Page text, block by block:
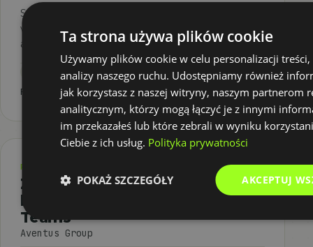
Skrócony czas przygotowania zamówienia,
wyższa dokładność dokumentów, łatwiejsza
archiwizacja.
Microsoft 365 Suite
PEŁNA HISTORIA→
FINANSE I OPERACJE
Z papierowej akceptacji
kosztów w proces email i
Teams
Aventus Group
Ta strona używa plików cookie
Używamy plików cookie w celu personalizacji
analizy naszego ruchu. Udostępniamy również
jak korzystasz z naszej witryny, naszym partnerom
analitycznym, którzy mogą łączyć je z innymi
im przekazałeś lub które zebrali w wyniku
Ciebie z ich usług. Polityka prywatności
AKCEPTUJ
POKAŻ SZCZEGÓŁY